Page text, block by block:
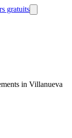
gratuits
in Villanueva